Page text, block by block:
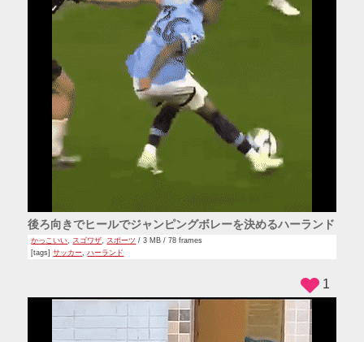
後ろ向きでヒールでジャンピングボレーを決めるハーランド
かっこいい, スゴワザ, スポーツ / 3 MB / 78 frames
[tags]サッカー ,ハーランド
1